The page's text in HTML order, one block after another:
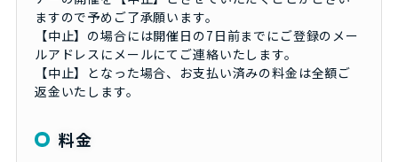
ますので予めご了承願います。
【中止】の場合には開催日の7日前までにご登録のメー
ルアドレスにメールにてご連絡いたします。
【中止】となった場合、お支払い済みの料金は全額ご
返金いたします。
料金